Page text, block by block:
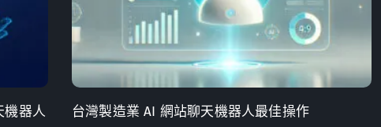
機器人 台灣製造業 AI 網站聊天機器人最佳操作